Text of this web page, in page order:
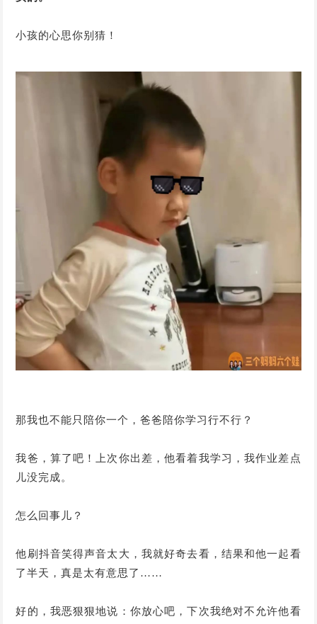
小孩的心思你别猜！
那我也不能只陪你一个，爸爸陪你学习行不行？
我爸，算了吧！上次你出差，他看着我学习，我作业差点
儿没完成。
怎么回事儿？
他刷抖音笑得声音太大，我就好奇去看，结果和他一起看
了半天，真是太有意思了……
好的，我恶狠狠地说：你放心吧，下次我绝对不允许他看